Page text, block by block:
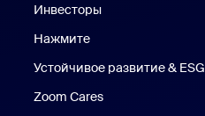
Инвесторы
Нажмите
Устойчивое развитие & ESG
Zoom Cares